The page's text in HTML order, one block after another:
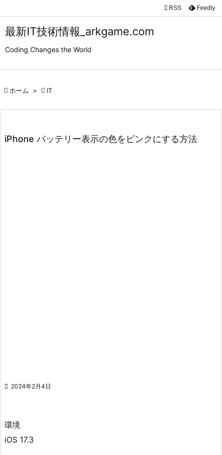
最新IT技術情報_arkgame.com
Coding Changes the World


 RSS Feedly
 ホーム >  IT
iPhone バッテリー表示の色をピンクにする方法
 2024年2月4日
環境
iOS 17.3